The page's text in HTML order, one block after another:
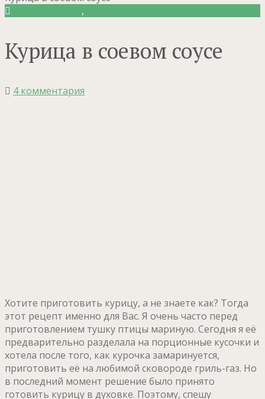
,
Курица в соевом соусе
4 комментария
Хотите приготовить курицу, а не знаете как? Тогда
этот рецепт именно для Вас. Я очень часто перед
приготовлением тушку птицы мариную. Сегодня я её
предварительно разделала на порционные кусочки и
хотела после того, как курочка замаринуется,
приготовить её на любимой сковороде гриль-газ. Но
в последний момент решение было принято
готовить курицу в духовке. Поэтому, спешу